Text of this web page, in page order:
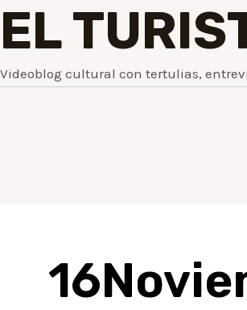
EL
Videoblog cultural con tertulias,